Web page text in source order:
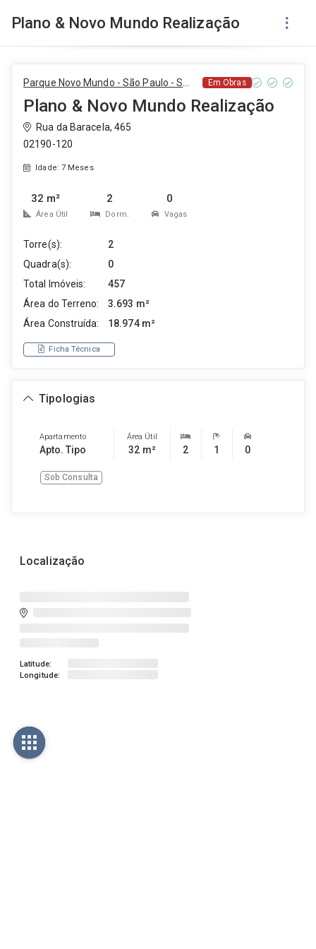
Plano & Novo Mundo Realização
Em Obras
Plano & Novo Mundo Realização
Rua da Baracela, 465
02190-120
Idade: 7 Meses
32 m²
Área Útil
2
Dorm.
0
Vagas
Torre(s):
2
Quadra(s):
0
Total Imóveis:
457
Área do Terreno:
3.693 m²
Área Construída:
18.974 m²
Ficha Técnica
Tipologias
Apartamento
Apto. Tipo
Área Útil
32 m² 2 1 0
Sob Consulta
Localização
Latitude:
Longitude: